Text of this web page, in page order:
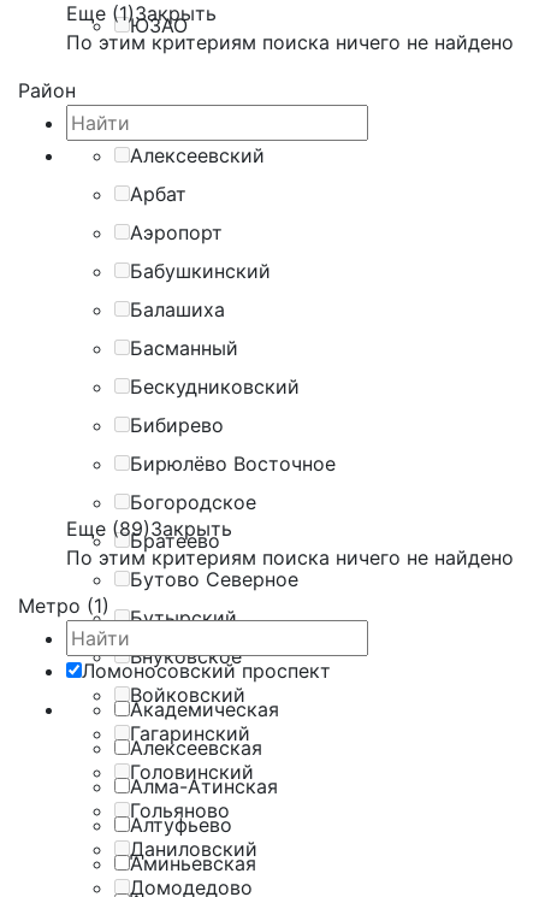
ЮЗАО
Еще (1)Закрыть
По этим критериям поиска ничего не найдено
Район
Алексеевский
Арбат
Аэропорт
Бабушкинский
Балашиха
Басманный
Бескудниковский
Бибирево
Бирюлёво Восточное
Богородское
Братеево
Бутово Северное
Бутырский
Внуковское
Войковский
Гагаринский
Головинский
Гольяново
Даниловский
Домодедово
Еще (89)Закрыть
По этим критериям поиска ничего не найдено
Метро (1)
Ломоносовский проспект
Академическая
Алексеевская
Алма-Атинская
Алтуфьево
Аминьевская